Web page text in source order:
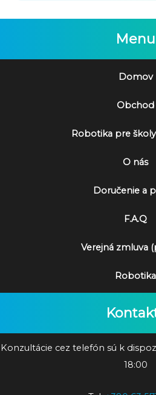
Menu
Domov
Obchod
Robotika pre
O nás
Doručenie a
F.A.Q
Verejná zmluva
Robotika
Konzultácie cez telefón sú k
18:00